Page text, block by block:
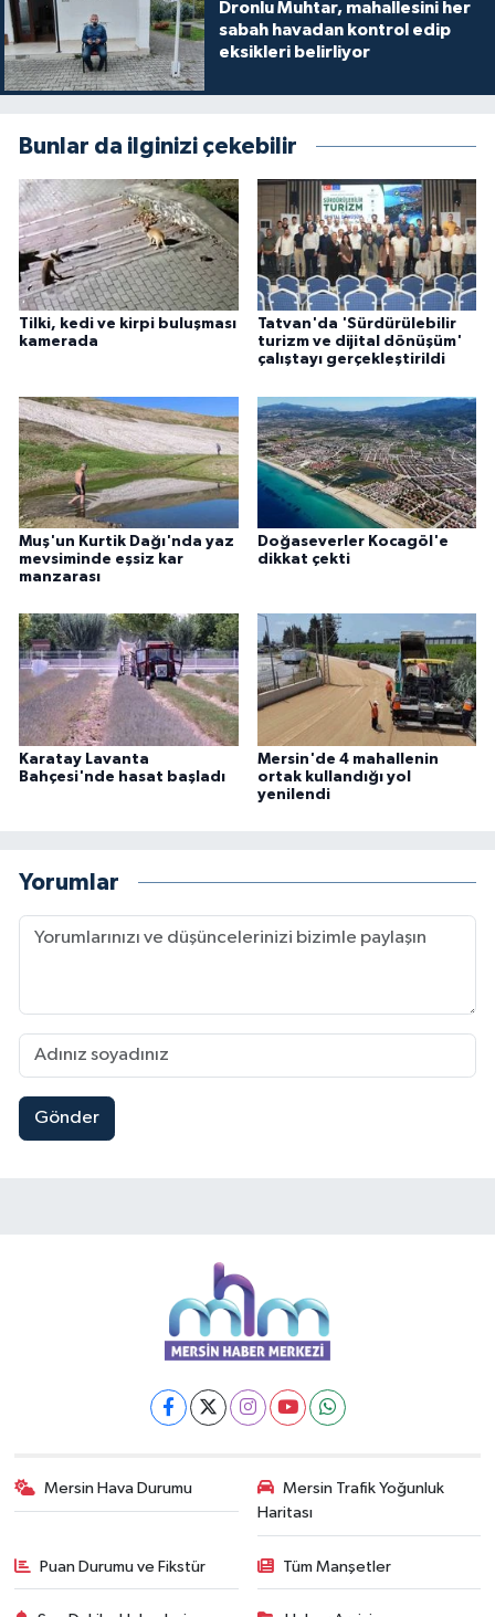
Dronlu Muhtar, mahallesini her
sabah havadan kontrol edip
eksikleri belirliyor
Bunlar da ilginizi çekebilir
Tilki, kedi ve kirpi buluşması
kamerada
Tatvan'da 'Sürdürülebilir
turizm ve dijital dönüşüm'
çalıştayı gerçekleştirildi
Muş'un Kurtik Dağı'nda yaz
mevsiminde eşsiz kar
manzarası
Doğaseverler Kocagöl'e
dikkat çekti
Karatay Lavanta
Bahçesi'nde hasat başladı
Mersin'de 4 mahallenin
ortak kullandığı yol
yenilendi
Yorumlar
Gönder
Mersin Hava Durumu
Mersin Trafik Yoğunluk
Haritası
Puan Durumu ve Fikstür Tüm Manşetler